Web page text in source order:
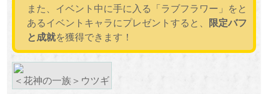
また、イベント中に手に入る「ラブフラワー」をと
あるイベントキャラにプレゼントすると、
限定バフ
と成就を獲得できます！
＜花神の一族＞ウツギ